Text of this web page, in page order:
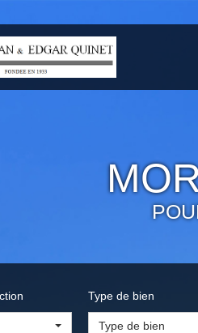
Type de bien
Type de bien